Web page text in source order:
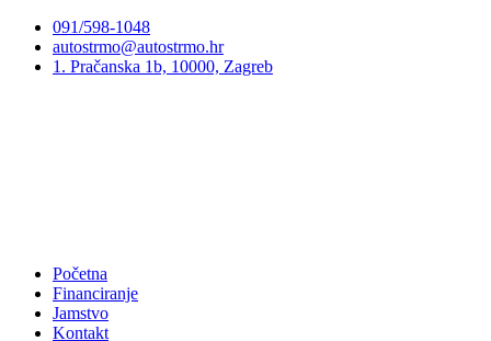
Preskoči
sadržaj
091/598-1048
autostrmo@autostrmo.hr
1. Pračanska 1b, 10000, Zagreb
Početna
Financiranje
Jamstvo
Kontakt